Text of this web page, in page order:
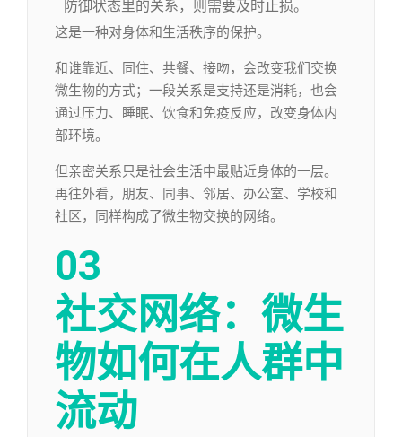
防御状态里的关系，则需要及时止损。
这是一种对身体和生活秩序的保护。
和谁靠近、同住、共餐、接吻，会改变我们交换
微生物的方式；一段关系是支持还是消耗，也会
通过压力、睡眠、饮食和免疫反应，改变身体内
部环境。
但亲密关系只是社会生活中最贴近身体的一层。
再往外看，朋友、同事、邻居、办公室、学校和
社区，同样构成了微生物交换的网络。
03
社交网络：微生
物如何在人群中
流动